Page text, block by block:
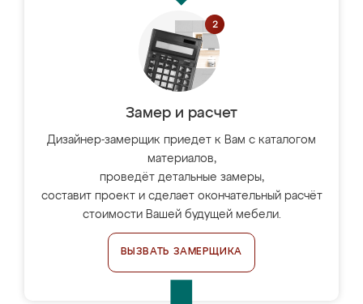
Замер и расчет
Дизайнер-замерщик приедет к Вам с каталогом
материалов,
проведёт детальные замеры,
составит проект и сделает окончательный расчёт
стоимости Вашей будущей мебели.
ВЫЗВАТЬ ЗАМЕРЩИКА